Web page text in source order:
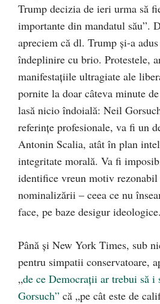
Trump decizia de ieri urma să
importante din mandatul său”.
apreciem că dl. Trump și-a
îndeplinire cu brio. Protestele,
manifestațiile ultragiate ale
pornite la doar câteva minute
lasă nicio îndoială: Neil
referințe profesionale, va fi un
Antonin Scalia, atât în plan
integritate morală. Va fi
identifice vreun motiv rezonabil
nominalizării – ceea ce nu
face, pe baze desigur ideologice.
Până și New York Times, sub
pentru simpatii conservatoare,
„de ce Democrații ar trebui să
Gorsuch” că „pe cât este de